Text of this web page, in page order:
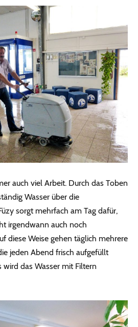
auch viel Arbeit. Durch das Toben
Wasser über die
sorgt mehrfach am Tag dafür,
irgendwann auch noch
diese Weise gehen täglich mehrere
jeden Abend frisch aufgefüllt
das Wasser mit Filtern